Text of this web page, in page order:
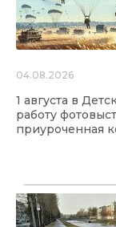
04.08.2026
1 августа в
работу
приуроченная